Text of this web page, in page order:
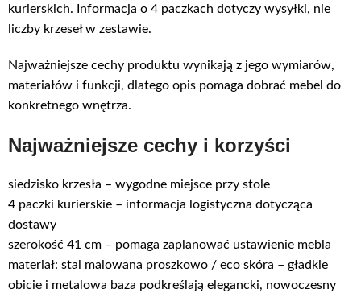
kurierskich. Informacja o 4 paczkach dotyczy wysyłki, nie
liczby krzeseł w zestawie.
Najważniejsze cechy produktu wynikają z jego wymiarów,
materiałów i funkcji, dlatego opis pomaga dobrać mebel do
konkretnego wnętrza.
Najważniejsze cechy i korzyści
siedzisko krzesła – wygodne miejsce przy stole
4 paczki kurierskie – informacja logistyczna dotycząca
dostawy
szerokość 41 cm – pomaga zaplanować ustawienie mebla
materiał: stal malowana proszkowo / eco skóra – gładkie
obicie i metalowa baza podkreślają elegancki, nowoczesny